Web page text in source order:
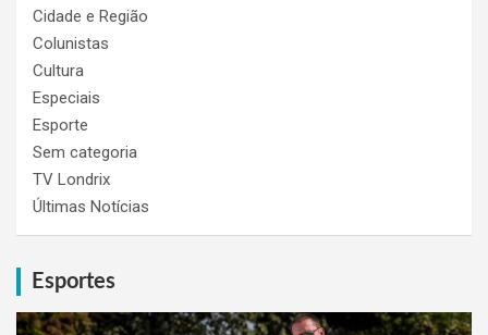
Cidade e Região
Colunistas
Cultura
Especiais
Esporte
Sem categoria
TV Londrix
Últimas Notícias
Esportes